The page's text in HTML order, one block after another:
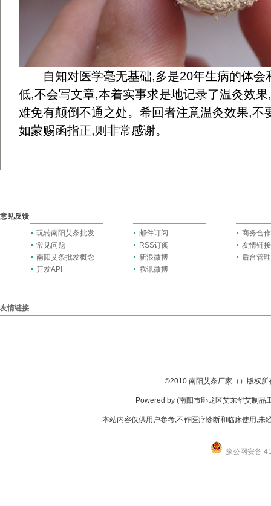
自知对医学毫无基础,多是20年生病的体会
低,不会写文章,本着实事求是地记录了温灸效
难免有颠倒不通之处。希回者注意温灸效果,不
如蒙赐函指正,则非常感谢。
意见反馈
玩转南阳艾条批发
常见问题
南阳艾条批发概念
开发API
邮件订阅
RSS订阅
新浪微博
腾讯微博
商务合作
友情链接
后台管理
友情链接
©2010 南阳艾条厂家（）版权
Powered by (南阳市卧龙区艾东华艾制
本站内容仅供用户参考,不作医疗诊断和临床使用;未
豫公网安备